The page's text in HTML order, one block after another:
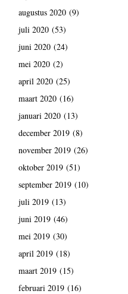
augustus 2020(9)
juli 2020(53)
juni 2020(24)
mei 2020(2)
april 2020(25)
maart 2020(16)
januari 2020(13)
december 2019(8)
november 2019(26)
oktober 2019(51)
september 2019(10)
juli 2019(13)
juni 2019(46)
mei 2019(30)
april 2019(18)
maart 2019(15)
februari 2019(16)